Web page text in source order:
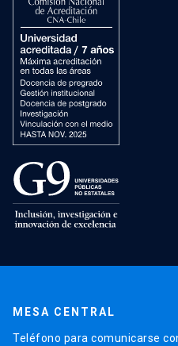
MESA CENTRAL
Teléfono para comunicarse